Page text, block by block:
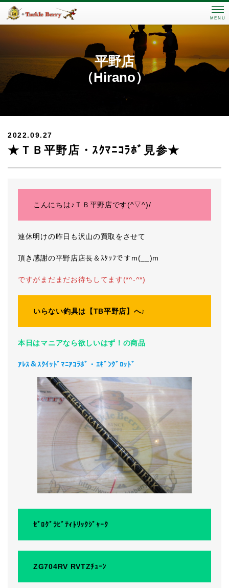
MENU
平野店
（Hirano）
2022.09.27
★ＴＢ平野店・ｽｸﾏﾆｺﾗﾎﾞ見参★
こんにちは♪ＴＢ平野店です(^▽^)/
連休明けの昨日も沢山の買取をさせて
頂き感謝の平野店店長＆ｽﾀｯﾌですm(__)m
ですがまだまだお待ちしてます(*^-^*)
いらない釣具は【TB平野店】へ♪
本日はマニアなら欲しいはず！の商品
ｱﾚｽ＆ｽｸｲｯﾄﾞﾏﾆｱｺﾗﾎﾞ・ｴｷﾞﾝｸﾞﾛｯﾄﾞ
ｾﾞﾛｸﾞﾗﾋﾞﾃｨﾄﾘｯｸｼﾞｬｰｸ
ZG704RV RVTZﾁｭｰﾝ